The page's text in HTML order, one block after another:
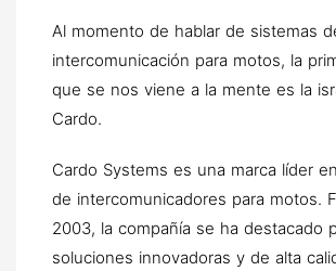
Al momento de hablar de sistemas
intercomunicación para motos, la
que se nos viene a la mente es la
Cardo.
Cardo Systems es una marca líder
de intercomunicadores para motos.
2003, la compañía se ha destacado
soluciones innovadoras y de alta